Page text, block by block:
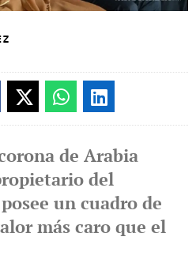
de Arabia
del
un cuadro de
más caro que el